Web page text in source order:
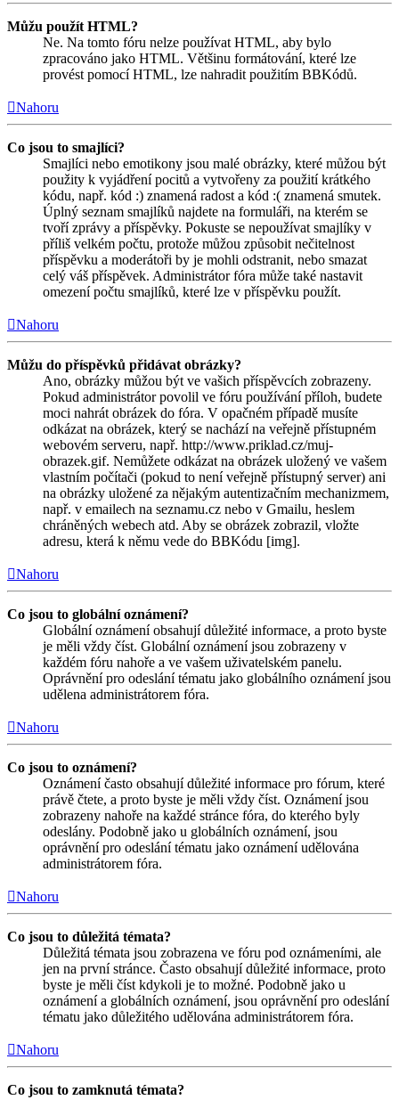
Můžu použít HTML?
Ne. Na tomto fóru nelze používat HTML, aby bylo
zpracováno jako HTML. Většinu formátování, které lze
provést pomocí HTML, lze nahradit použitím BBKódů.
Nahoru
Co jsou to smajlíci?
Smajlíci nebo emotikony jsou malé obrázky, které můžou být
použity k vyjádření pocitů a vytvořeny za použití krátkého
kódu, např. kód :) znamená radost a kód :( znamená smutek.
Úplný seznam smajlíků najdete na formuláři, na kterém se
tvoří zprávy a příspěvky. Pokuste se nepoužívat smajlíky v
příliš velkém počtu, protože můžou způsobit nečitelnost
příspěvku a moderátoři by je mohli odstranit, nebo smazat
celý váš příspěvek. Administrátor fóra může také nastavit
omezení počtu smajlíků, které lze v příspěvku použít.
Nahoru
Můžu do příspěvků přidávat obrázky?
Ano, obrázky můžou být ve vašich příspěvcích zobrazeny.
Pokud administrátor povolil ve fóru používání příloh, budete
moci nahrát obrázek do fóra. V opačném případě musíte
odkázat na obrázek, který se nachází na veřejně přístupném
webovém serveru, např. http://www.priklad.cz/muj-
obrazek.gif. Nemůžete odkázat na obrázek uložený ve vašem
vlastním počítači (pokud to není veřejně přístupný server) ani
na obrázky uložené za nějakým autentizačním mechanizmem,
např. v emailech na seznamu.cz nebo v Gmailu, heslem
chráněných webech atd. Aby se obrázek zobrazil, vložte
adresu, která k němu vede do BBKódu [img].
Nahoru
Co jsou to globální oznámení?
Globální oznámení obsahují důležité informace, a proto byste
je měli vždy číst. Globální oznámení jsou zobrazeny v
každém fóru nahoře a ve vašem uživatelském panelu.
Oprávnění pro odeslání tématu jako globálního oznámení jsou
udělena administrátorem fóra.
Nahoru
Co jsou to oznámení?
Oznámení často obsahují důležité informace pro fórum, které
právě čtete, a proto byste je měli vždy číst. Oznámení jsou
zobrazeny nahoře na každé stránce fóra, do kterého byly
odeslány. Podobně jako u globálních oznámení, jsou
oprávnění pro odeslání tématu jako oznámení udělována
administrátorem fóra.
Nahoru
Co jsou to důležitá témata?
Důležitá témata jsou zobrazena ve fóru pod oznámeními, ale
jen na první stránce. Často obsahují důležité informace, proto
byste je měli číst kdykoli je to možné. Podobně jako u
oznámení a globálních oznámení, jsou oprávnění pro odeslání
tématu jako důležitého udělována administrátorem fóra.
Nahoru
Co jsou to zamknutá témata?